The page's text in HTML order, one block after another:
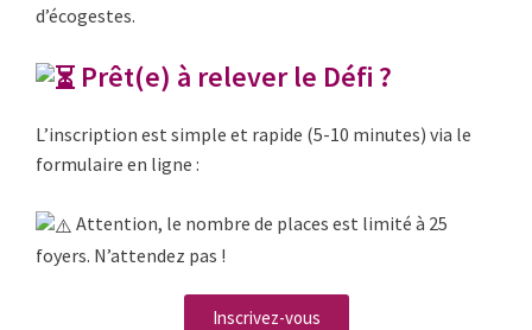
d’écogestes.
Prêt(e) à relever le Défi ?
L’inscription est simple et rapide (5-10 minutes) via le
formulaire en ligne :
Attention, le nombre de places est limité à 25
foyers. N’attendez pas !
Inscrivez-vous